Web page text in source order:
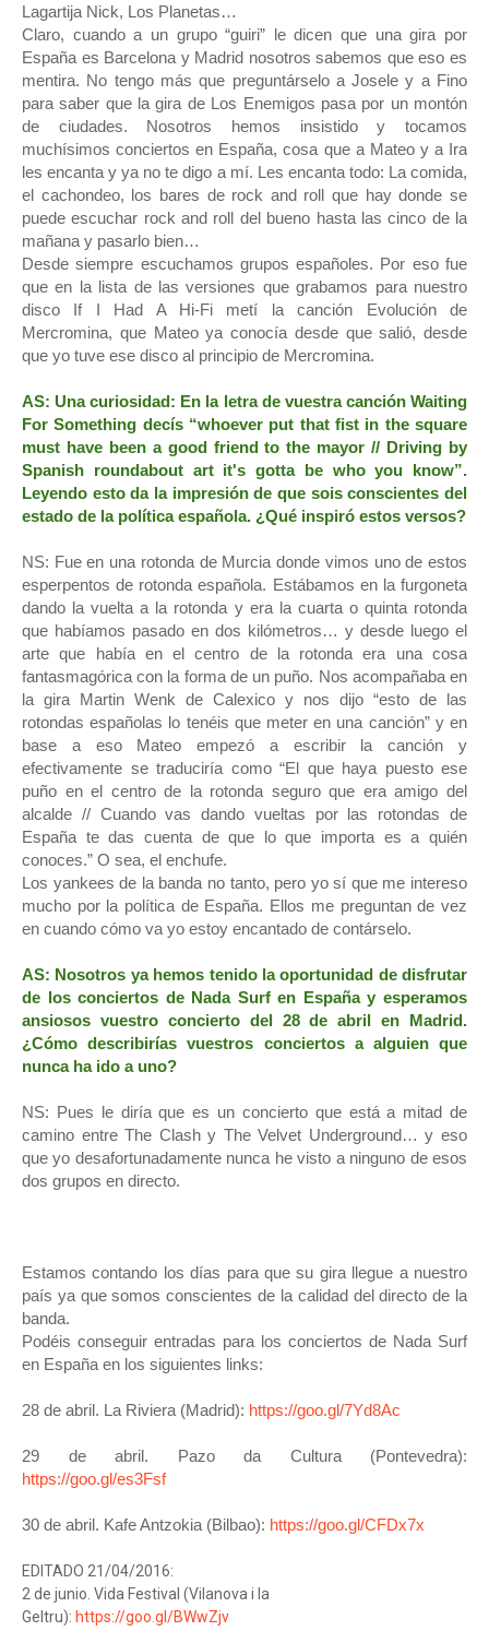
Lagartija Nick, Los Planetas…
Claro, cuando a un grupo “guiri” le dicen que una gira por
España es Barcelona y Madrid nosotros sabemos que eso es
mentira. No tengo más que preguntárselo a Josele y a Fino
para saber que la gira de Los Enemigos pasa por un montón
de ciudades. Nosotros hemos insistido y tocamos
muchísimos conciertos en España, cosa que a Mateo y a Ira
les encanta y ya no te digo a mí. Les encanta todo: La comida,
el cachondeo, los bares de rock and roll que hay donde se
puede escuchar rock and roll del bueno hasta las cinco de la
mañana y pasarlo bien…
Desde siempre escuchamos grupos españoles. Por eso fue
que en la lista de las versiones que grabamos para nuestro
disco If I Had A Hi-Fi metí la canción Evolución de
Mercromina, que Mateo ya conocía desde que salió, desde
que yo tuve ese disco al principio de Mercromina.
AS: Una curiosidad: En la letra de vuestra canción Waiting
For Something decís “whoever put that fist in the square
must have been a good friend to the mayor // Driving by
Spanish roundabout art it's gotta be who you know”.
Leyendo esto da la impresión de que sois conscientes del
estado de la política española. ¿Qué inspiró estos versos?
NS: Fue en una rotonda de Murcia donde vimos uno de estos
esperpentos de rotonda española. Estábamos en la furgoneta
dando la vuelta a la rotonda y era la cuarta o quinta rotonda
que habíamos pasado en dos kilómetros… y desde luego el
arte que había en el centro de la rotonda era una cosa
fantasmagórica con la forma de un puño. Nos acompañaba en
la gira Martin Wenk de Calexico y nos dijo “esto de las
rotondas españolas lo tenéis que meter en una canción” y en
base a eso Mateo empezó a escribir la canción y
efectivamente se traduciría como “El que haya puesto ese
puño en el centro de la rotonda seguro que era amigo del
alcalde // Cuando vas dando vueltas por las rotondas de
España te das cuenta de que lo que importa es a quién
conoces.” O sea, el enchufe.
Los yankees de la banda no tanto, pero yo sí que me intereso
mucho por la política de España. Ellos me preguntan de vez
en cuando cómo va yo estoy encantado de contárselo.
AS: Nosotros ya hemos tenido la oportunidad de disfrutar
de los conciertos de Nada Surf en España y esperamos
ansiosos vuestro concierto del 28 de abril en Madrid.
¿Cómo describirías vuestros conciertos a alguien que
nunca ha ido a uno?
NS: Pues le diría que es un concierto que está a mitad de
camino entre The Clash y The Velvet Underground… y eso
que yo desafortunadamente nunca he visto a ninguno de esos
dos grupos en directo.
Estamos contando los días para que su gira llegue a nuestro
país ya que somos conscientes de la calidad del directo de la
banda.
Podéis conseguir entradas para los conciertos de Nada Surf
en España en los siguientes links:
28 de abril. La Riviera (Madrid): https://goo.gl/7Yd8Ac
29 de abril. Pazo da Cultura (Pontevedra):
https://goo.gl/es3Fsf
30 de abril. Kafe Antzokia (Bilbao): https://goo.gl/CFDx7x
EDITADO 21/04/2016:
2 de junio. Vida Festival (Vilanova i la
Geltru): https://goo.gl/BWwZjv